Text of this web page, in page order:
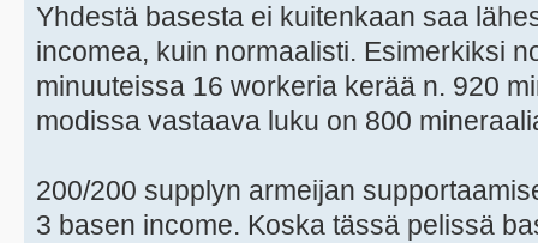
Yhdestä basesta ei kuitenkaan saa
incomea, kuin normaalisti. Esimerkiksi
minuuteissa 16 workeria kerää n. 920
modissa vastaava luku on 800
200/200 supplyn armeijan
3 basen income. Koska tässä pelissä